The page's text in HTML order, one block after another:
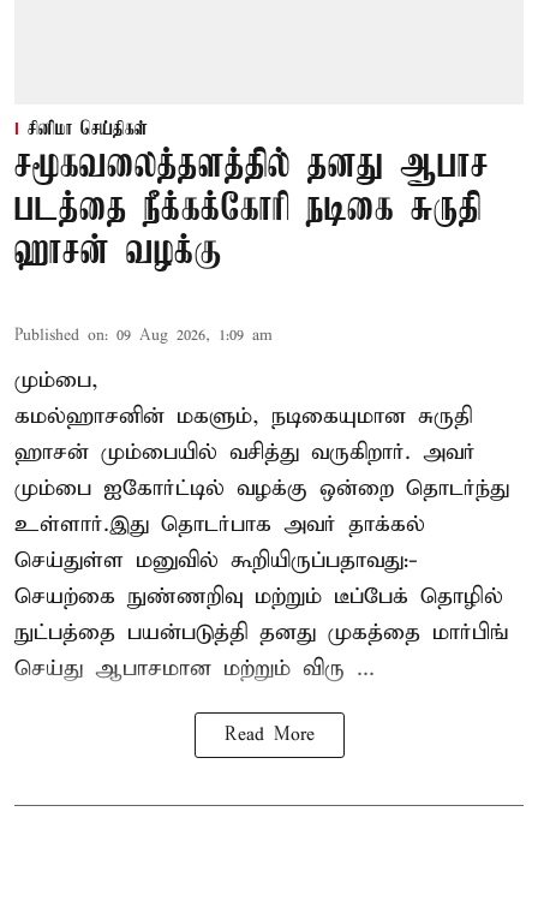
சினிமா செய்திகள்
சமூகவலைத்தளத்தில் தனது ஆபாச
படத்தை நீக்கக்கோரி நடிகை சுருதி
ஹாசன் வழக்கு
Published on: 09 Aug 2026, 1:09 am
மும்பை,
கமல்ஹாசனின் மகளும், நடிகையுமான சுருதி
ஹாசன் மும்பையில் வசித்து வருகிறார். அவர்
மும்பை ஐகோர்ட்டில் வழக்கு ஒன்றை தொடர்ந்து
உள்ளார்.இது தொடர்பாக அவர் தாக்கல்
செய்துள்ள மனுவில் கூறியிருப்பதாவது:-
செயற்கை நுண்ணறிவு மற்றும் டீப்பேக் தொழில்
நுட்பத்தை பயன்படுத்தி தனது முகத்தை மார்பிங்
செய்து ஆபாசமான மற்றும் விரு ...
Read More